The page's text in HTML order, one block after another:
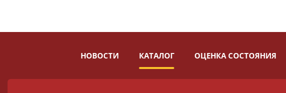
НОВОСТИ КАТАЛОГ ОЦЕНКА СОСТОЯНИЯ